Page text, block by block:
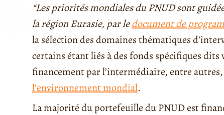
“Les priorités mondiales du PNUD sont
la région Eurasie, par ledocument de
la sélection des domaines thématiques
certains étant liés à des fonds spécifiques
financement par l’intermédiaire, entre
l’environnement mondial.
La majorité du portefeuille du PNUD est